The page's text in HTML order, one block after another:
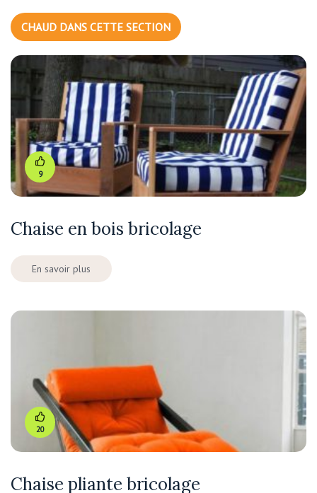
CHAUD DANS CETTE SECTION
9
Chaise en bois bricolage
En savoir plus
20
Chaise pliante bricolage